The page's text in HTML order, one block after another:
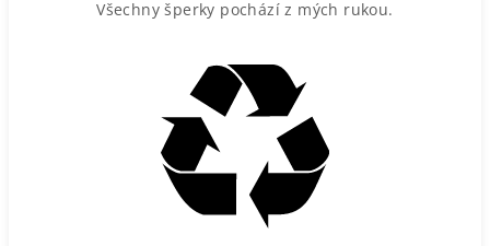
Všechny šperky pochází z mých rukou.